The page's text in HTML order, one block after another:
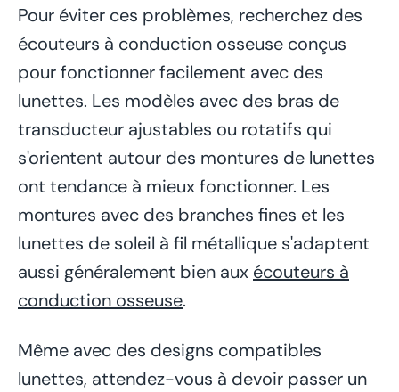
Pour éviter ces problèmes, recherchez des
écouteurs à conduction osseuse conçus
pour fonctionner facilement avec des
lunettes. Les modèles avec des bras de
transducteur ajustables ou rotatifs qui
s'orientent autour des montures de lunettes
ont tendance à mieux fonctionner. Les
montures avec des branches fines et les
lunettes de soleil à fil métallique s'adaptent
aussi généralement bien aux écouteurs à
conduction osseuse.
Même avec des designs compatibles
lunettes, attendez-vous à devoir passer un